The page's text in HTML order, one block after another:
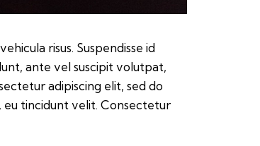
risus. Suspendisse id
ante vel suscipit volutpat,
adipiscing elit, sed do
tincidunt velit. Consectetur